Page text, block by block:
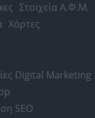
Στοιχεία Α.Φ.Μ.
Χάρτες
Digital Marketing
SEO